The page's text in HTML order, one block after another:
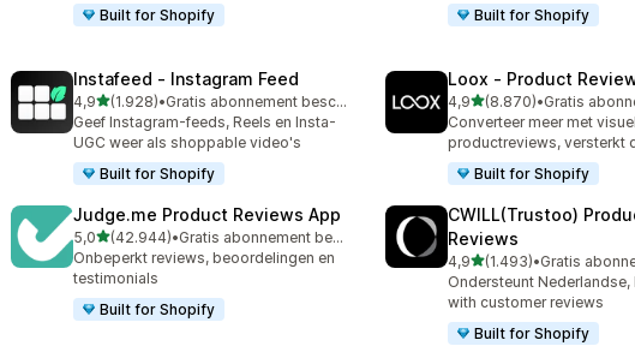
Built for Shopify
Built for Shopify
Instafeed ‑ Instagram Feed
4,9van 5 sterren
(1.928)
1928 recensies in totaal
•
Gratis abonnement beschikbaar
Geef Instagram-feeds, Reels en Insta-
UGC weer als shoppable video's
Built for Shopify
Loox ‑ Product
4,9van 5 sterren
(8.870)
8870 recensies in totaal
•
Converteer meer met
productreviews, versterkt
Built for Shopify
Judge.me Product Reviews App
5,0van 5 sterren
(42.944)
42944 recensies in totaal
•
Gratis abonnement beschikbaar
Onbeperkt reviews, beoordelingen en
testimonials
Built for Shopify
CWILL(Trustoo)
Reviews
4,9van 5 sterren
(1.493)
1493 recensies in totaal
•
Ondersteunt
with customer reviews
Built for Shopify